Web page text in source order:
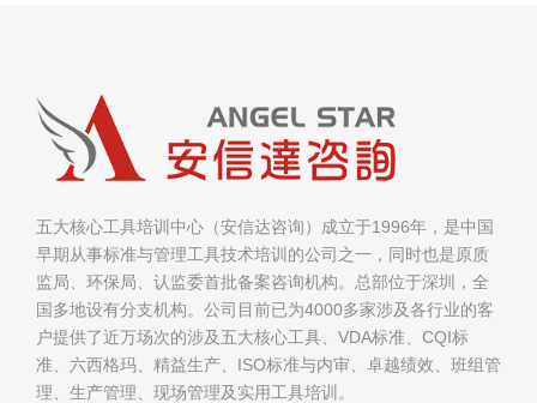
五大核心工具培训中心（安信达咨询）成立于1996年，是中国
早期从事标准与管理工具技术培训的公司之一，同时也是原质
监局、环保局、认监委首批备案咨询机构。总部位于深圳，全
国多地设有分支机构。公司目前已为4000多家涉及各行业的客
户提供了近万场次的涉及五大核心工具、VDA标准、CQI标
准、六西格玛、精益生产、ISO标准与内审、卓越绩效、班组管
理、生产管理、现场管理及实用工具培训。